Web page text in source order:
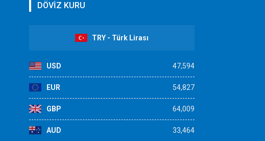
DÖVİZ KURU
TRY - Türk Lirası
USD 47,594
EUR 54,827
GBP 64,009
AUD 33,464